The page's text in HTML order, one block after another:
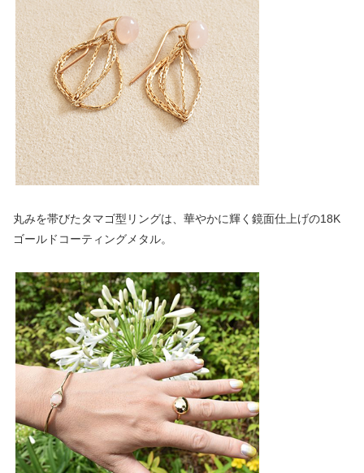
丸みを帯びたタマゴ型リングは、華やかに輝く鏡面仕上げの18K
ゴールドコーティングメタル。